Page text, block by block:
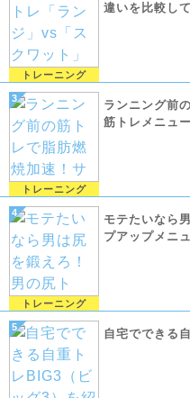
トレーニング
違いを比較し
トレーニング
ランニング前
筋トレメニュ
トレーニング
モテたいなら
プアップメニ
自宅でできる